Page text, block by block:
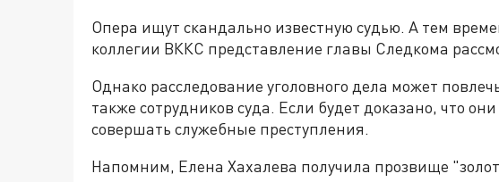
Опера ищут скандально известную судью. А тем
коллегии ВККС представление главы Следкома
Однако расследование уголовного дела может
также сотрудников суда. Если будет доказано, что
совершать служебные преступления.
Напомним, Елена Хахалева получила прозвище